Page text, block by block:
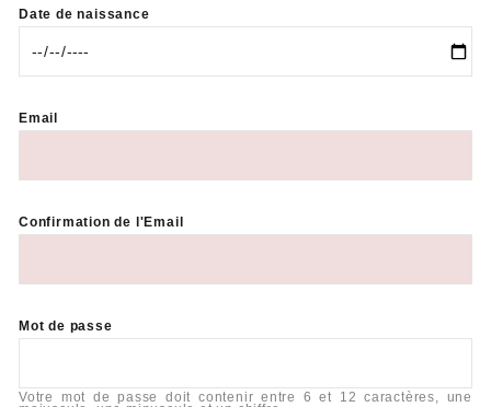
Date de naissance
Email
Confirmation de l'Email
Mot de passe
Votre mot de passe doit contenir entre 6 et 12 caractères, une